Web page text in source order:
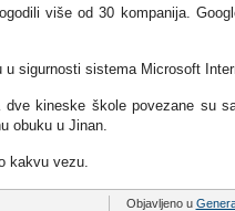
više od 30 kompanija.
u sigurnosti sistema Microsoft
dve kineske škole povezane su
obuku u Jinan.
kakvu vezu.
Objavljeno u